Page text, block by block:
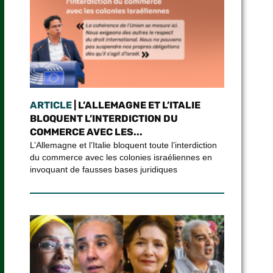
ARTICLE| L’ALLEMAGNE ET L’ITALIE
BLOQUENT L’INTERDICTION DU
COMMERCE AVEC LES...
L’Allemagne et l’Italie bloquent toute l’interdiction
du commerce avec les colonies israéliennes en
invoquant de fausses bases juridiques